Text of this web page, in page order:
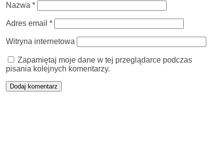
Nazwa *
Adres email *
Witryna internetowa
Zapamiętaj moje dane w tej przeglądarce podczas
pisania kolejnych komentarzy.